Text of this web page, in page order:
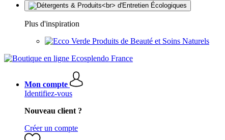
Plus d'inspiration
Produits de Beauté et Soins Naturels
Mon compte
Identifiez-vous
Nouveau client ?
Créer un compte